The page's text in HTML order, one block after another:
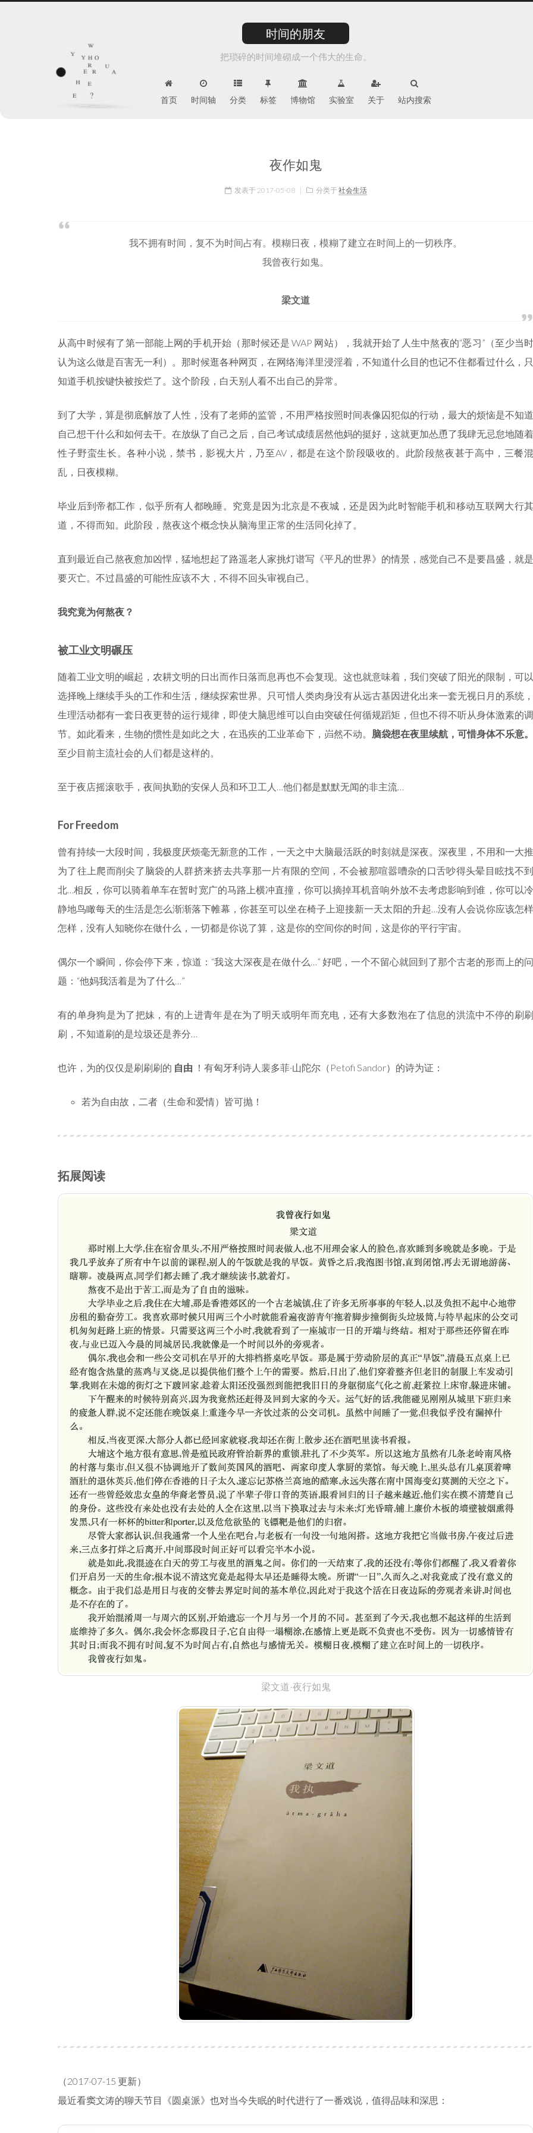
时间的朋友
把琐碎的时间堆砌成一个伟大的生命。
首页 时间轴 分类 标签 博物馆 实验室 关于 站内搜索
w
h
y
o
r
e
h
e
r
夜作如鬼
发表于 2017-05-08 | 分类于社会生活
我不拥有时间，复不为时间占有。模糊日夜，模糊了建立在时间上的一切秩序。
我曾夜行如鬼。
梁文道
从高中时候有了第一部能上网的手机开始（那时候还是 WAP 网站），我就开始了人生中熬夜的“恶习”（至少当时
认为这么做是百害无一利）。那时候逛各种网页，在网络海洋里浸淫着，不知道什么目的也记不住都看过什么，只
知道手机按键快被按烂了。这个阶段，白天别人看不出自己的异常。
到了大学，算是彻底解放了人性，没有了老师的监管，不用严格按照时间表像囚犯似的行动，最大的烦恼是不知道
自己想干什么和如何去干。在放纵了自己之后，自己考试成绩居然他妈的挺好，这就更加怂恿了我肆无忌怠地随着
性子野蛮生长。各种小说，禁书，影视大片，乃至AV，都是在这个阶段吸收的。此阶段熬夜甚于高中，三餐混
乱，日夜模糊。
毕业后到帝都工作，似乎所有人都晚睡。究竟是因为北京是不夜城，还是因为此时智能手机和移动互联网大行其
道，不得而知。此阶段，熬夜这个概念快从脑海里正常的生活同化掉了。
直到最近自己熬夜愈加凶悍，猛地想起了路遥老人家挑灯谱写《平凡的世界》的情景，感觉自己不是要昌盛，就是
要灭亡。不过昌盛的可能性应该不大，不得不回头审视自己。
我究竟为何熬夜？
被工业文明碾压
随着工业文明的崛起，农耕文明的日出而作日落而息再也不会复现。这也就意味着，我们突破了阳光的限制，可以
选择晚上继续手头的工作和生活，继续探索世界。只可惜人类肉身没有从远古基因进化出来一套无视日月的系统，
生理活动都有一套日夜更替的运行规律，即使大脑思维可以自由突破任何循规蹈矩，但也不得不听从身体激素的调
节。如此看来，生物的惯性是如此之大，在迅疾的工业革命下，岿然不动。 脑袋想在夜里续航，可惜身体不乐意。
至少目前主流社会的人们都是这样的。
至于夜店摇滚歌手，夜间执勤的安保人员和环卫工人…他们都是默默无闻的非主流…
For Freedom
曾有持续一大段时间，我极度厌烦毫无新意的工作，一天之中大脑最活跃的时刻就是深夜。深夜里，不用和一大推
为了往上爬而削尖了脑袋的人群挤来挤去共享那一片有限的空间，不会被那喧嚣嘈杂的口舌吵得头晕目眩找不到
北…相反，你可以骑着单车在暂时宽广的马路上横冲直撞，你可以摘掉耳机音响外放不去考虑影响到谁，你可以冷
静地鸟瞰每天的生活是怎么渐渐落下帷幕，你甚至可以坐在椅子上迎接新一天太阳的升起…没有人会说你应该怎样
怎样，没有人知晓你在做什么，一切都是你说了算，这是你的空间你的时间，这是你的平行宇宙。
偶尔一个瞬间，你会停下来，惊道：“我这大深夜是在做什么…” 好吧，一个不留心就回到了那个古老的形而上的问
题：“他妈我活着是为了什么…”
有的单身狗是为了把妹，有的上进青年是在为了明天或明年而充电，还有大多数泡在了信息的洪流中不停的刷刷
刷，不知道刷的是垃圾还是养分…
也许，为的仅仅是刷刷刷的 自由 ！有匈牙利诗人裴多菲·山陀尔（Petofi Sandor）的诗为证：
若为自由故，二者（生命和爱情）皆可抛！
拓展阅读
梁文道-夜行如鬼
（2017-07-15 更新）
最近看窦文涛的聊天节目《圆桌派》也对当今失眠的时代进行了一番戏说，值得品味和深思：